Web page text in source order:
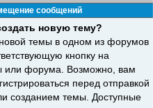
сообщений
новую тему?
темы в одном из форумов
кнопку на
или форума. Возможно, вам
перед отправкой
созданием темы. Доступные